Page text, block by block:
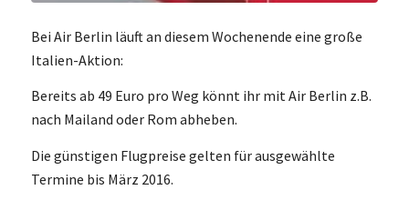
Bei Air Berlin läuft an diesem Wochenende eine große
Italien-Aktion:
Bereits ab 49 Euro pro Weg könnt ihr mit Air Berlin z.B.
nach Mailand oder Rom abheben.
Die günstigen Flugpreise gelten für ausgewählte
Termine bis März 2016.